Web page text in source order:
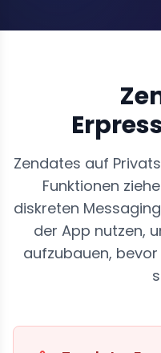
Zendates auf
Funktionen
diskreten
der App nutzen,
aufzubauen,